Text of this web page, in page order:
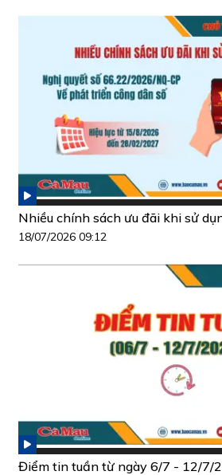
Nhiều chính sách ưu đãi khi sử
18/07/2026 09:12
Điểm tin tuần từ ngày 6/7 - 12/7/